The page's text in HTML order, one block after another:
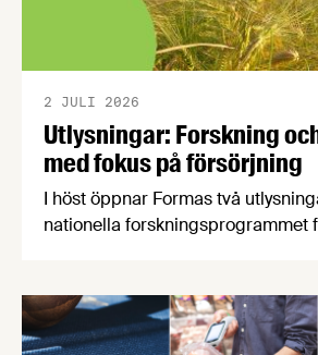
Utlysningar: Forskning
med fokus på försörjning
2 JULI 2026
I höst öppnar Formas två
nationella forskningsprogrammet
en motståndskraftig
båda syftar till att bana väg för